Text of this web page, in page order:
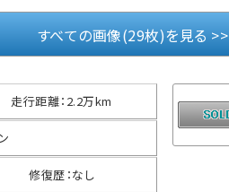
すべての画像(29枚)を見る >>
走行距離： 2.2万km
修復歴 ：なし